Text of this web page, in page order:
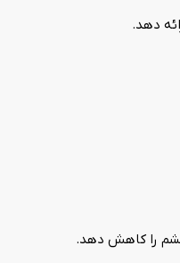
دهد.
خشم را کاهش دهد.